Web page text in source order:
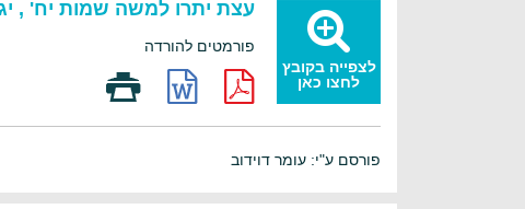
לצפייה בקובץ
לחצו כאן
עצת יתרו למשה שמות יח' ,
פורמטים להורדה
פורסם ע"י: עומר דוידוב